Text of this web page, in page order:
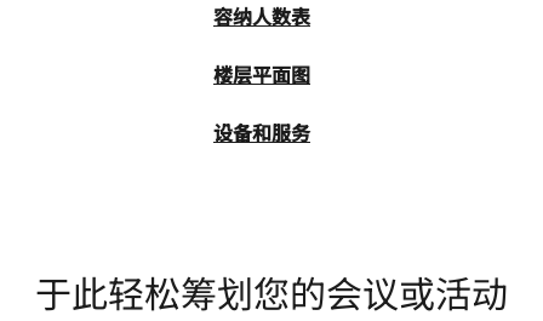
容纳人数表
楼层平面图
设备和服务
于此轻松筹划您的会议或活动